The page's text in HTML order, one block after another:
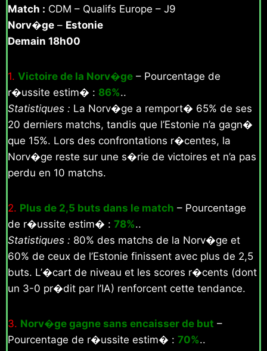
Match : CDM – Qualifs Europe – J9
Norv�ge – Estonie
Demain 18h00
1. Victoire de la Norv�ge – Pourcentage de
r�ussite estim� : 86%..
Statistiques : La Norv�ge a remport� 65% de ses
20 derniers matchs, tandis que l’Estonie n’a gagn�
que 15%. Lors des confrontations r�centes, la
Norv�ge reste sur une s�rie de victoires et n’a pas
perdu en 10 matchs.
2. Plus de 2,5 buts dans le match – Pourcentage
de r�ussite estim� : 78%..
Statistiques : 80% des matchs de la Norv�ge et
60% de ceux de l’Estonie finissent avec plus de 2,5
buts. L’�cart de niveau et les scores r�cents (dont
un 3-0 pr�dit par l’IA) renforcent cette tendance.
3. Norv�ge gagne sans encaisser de but –
Pourcentage de r�ussite estim� : 70%..